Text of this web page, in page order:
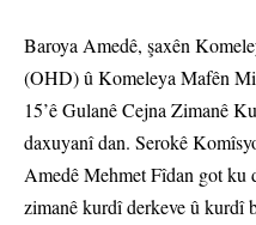
Baroya Amedê, şaxên
(OHD) û Komeleya Mafên
15’ê Gulanê Cejna Zimanê
daxuyanî dan. Serokê
Amedê Mehmet Fîdan got ku
zimanê kurdî derkeve û kurdî